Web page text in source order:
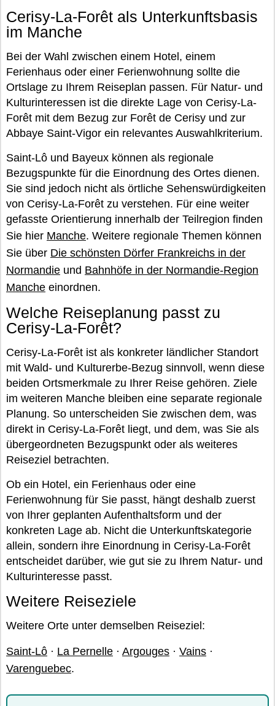
Cerisy-La-Forêt als Unterkunftsbasis
im Manche
Bei der Wahl zwischen einem Hotel, einem
Ferienhaus oder einer Ferienwohnung sollte die
Ortslage zu Ihrem Reiseplan passen. Für Natur- und
Kulturinteressen ist die direkte Lage von Cerisy-La-
Forêt mit dem Bezug zur Forêt de Cerisy und zur
Abbaye Saint-Vigor ein relevantes Auswahlkriterium.
Saint-Lô und Bayeux können als regionale
Bezugspunkte für die Einordnung des Ortes dienen.
Sie sind jedoch nicht als örtliche Sehenswürdigkeiten
von Cerisy-La-Forêt zu verstehen. Für eine weiter
gefasste Orientierung innerhalb der Teilregion finden
Sie hier Manche. Weitere regionale Themen können
Sie über Die schönsten Dörfer Frankreichs in der
Normandie und Bahnhöfe in der Normandie-Region
Manche einordnen.
Welche Reiseplanung passt zu
Cerisy-La-Forêt?
Cerisy-La-Forêt ist als konkreter ländlicher Standort
mit Wald- und Kulturerbe-Bezug sinnvoll, wenn diese
beiden Ortsmerkmale zu Ihrer Reise gehören. Ziele
im weiteren Manche bleiben eine separate regionale
Planung. So unterscheiden Sie zwischen dem, was
direkt in Cerisy-La-Forêt liegt, und dem, was Sie als
übergeordneten Bezugspunkt oder als weiteres
Reiseziel betrachten.
Ob ein Hotel, ein Ferienhaus oder eine
Ferienwohnung für Sie passt, hängt deshalb zuerst
von Ihrer geplanten Aufenthaltsform und der
konkreten Lage ab. Nicht die Unterkunftskategorie
allein, sondern ihre Einordnung in Cerisy-La-Forêt
entscheidet darüber, wie gut sie zu Ihrem Natur- und
Kulturinteresse passt.
Weitere Reiseziele
Weitere Orte unter demselben Reiseziel:
Saint-Lô · La Pernelle · Argouges · Vains ·
Varenguebec.